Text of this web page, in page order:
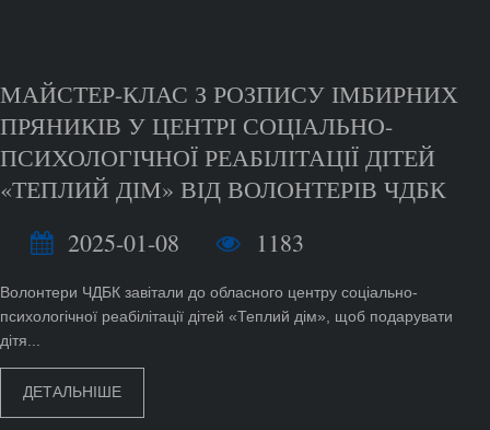
МАЙСТЕР-КЛАС З РОЗПИСУ ІМБИРНИХ
ПРЯНИКІВ У ЦЕНТРІ СОЦІАЛЬНО-
ПСИХОЛОГІЧНОЇ РЕАБІЛІТАЦІЇ ДІТЕЙ
«ТЕПЛИЙ ДІМ» ВІД ВОЛОНТЕРІВ ЧДБК
2025-01-08
1183
Волонтери ЧДБК завітали до обласного центру соціально-
психологічної реабілітації дітей «Теплий дім», щоб подарувати
дітя...
ДЕТАЛЬНІШЕ